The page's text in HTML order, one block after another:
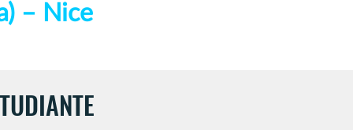
– Nice